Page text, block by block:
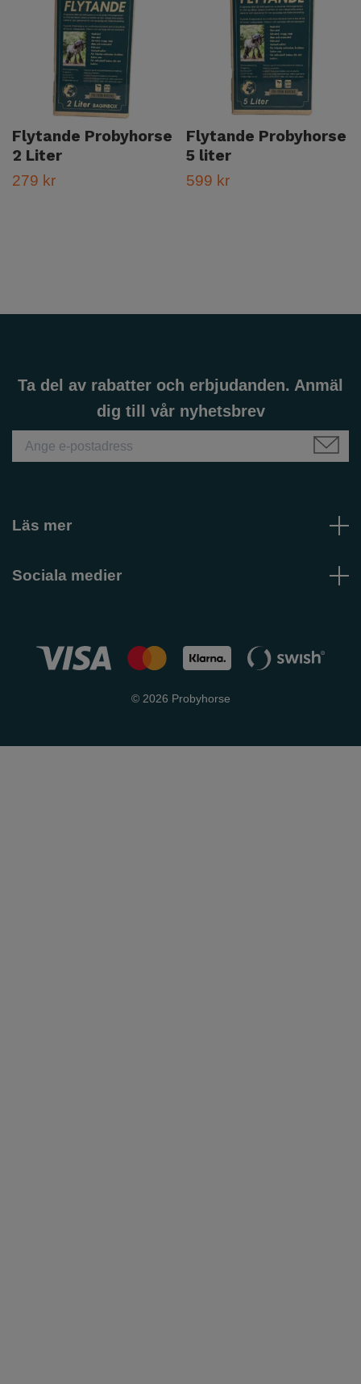
Flytande Probyhorse
2 Liter
279 kr
Flytande Probyhorse
5 liter
599 kr
Ta del av rabatter och erbjudanden. Anmäl
dig till vår nyhetsbrev
Läs mer
Sociala medier
© 2026 Probyhorse